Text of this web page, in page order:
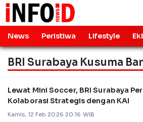
News Peristiwa Lifestyle
BRI Surabaya Kusuma
Lewat Mini Soccer, BRI Surabaya
Kolaborasi Strategis dengan KAI
Kamis, 12 Feb 2026 20:16 WIB